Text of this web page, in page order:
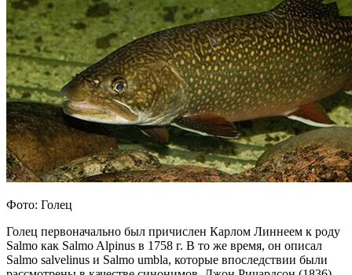
Фото: Голец
Голец первоначально был причислен Карлом Линнеем к роду
Salmo как Salmo Alpinus в 1758 г. В то же время, он описал
Salmo salvelinus и Salmo umbla, которые впоследствии были